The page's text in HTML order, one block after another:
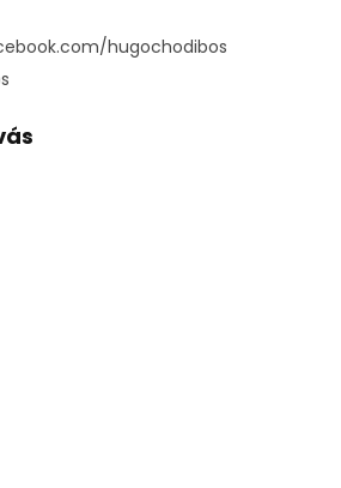
hugochodibos